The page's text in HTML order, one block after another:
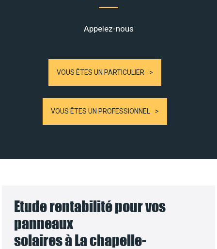
Appelez-nous
VOUS ÊTES UN PARTICULIER
VOUS ÊTES UN PROFESSIONNEL
Etude rentabilité pour vos
panneaux
solaires à La chapelle-